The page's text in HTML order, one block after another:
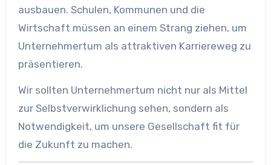
ausbauen. Schulen, Kommunen und die
Wirtschaft müssen an einem Strang ziehen, um
Unternehmertum als attraktiven Karriereweg zu
präsentieren.
Wir sollten Unternehmertum nicht nur als Mittel
zur Selbstverwirklichung sehen, sondern als
Notwendigkeit, um unsere Gesellschaft fit für
die Zukunft zu machen.